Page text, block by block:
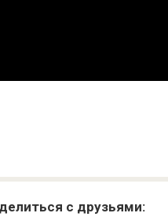
с друзьями: